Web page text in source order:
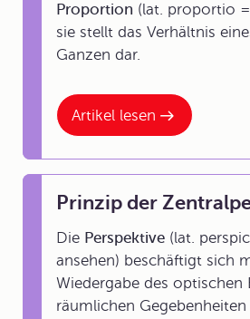
Artikel lesen
Proportion (lat. proportio
sie stellt das Verhältnis
Ganzen dar.
Prinzip der
Die Perspektive (lat.
ansehen) beschäftigt sich
Wiedergabe des optischen
räumlichen